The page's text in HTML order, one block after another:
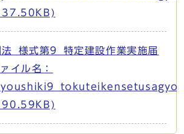
37.50KB)
_様式第9_特定建設作業実施届
イル名：
90.59KB)